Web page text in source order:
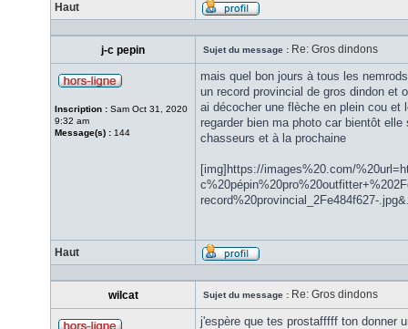
Haut
j-c pepin Sujet du message : Re: Gros dindons
Inscription : Sam Oct 31, 2020
9:32 am
Message(s) : 144
mais quel bon jours à tous les
un record provincial de gros dindon et
ai décocher une flèche en plein cou
regarder bien ma photo car bientôt
chasseurs et à la prochaine
[img]https://images%20.com/
record%20provincial_2Fe484f627-
Haut
wilcat Sujet du message : Re: Gros dindons
j'espère que tes prostafffff ton donner